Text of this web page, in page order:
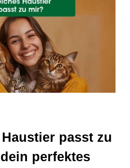
passt zu
perfektes